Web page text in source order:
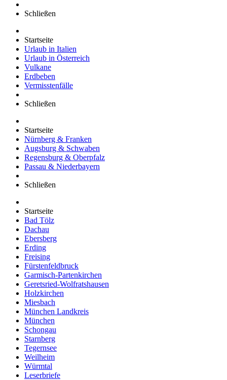
Schließen
Startseite
Urlaub in Italien
Urlaub in Österreich
Vulkane
Erdbeben
Vermisstenfälle
Schließen
Startseite
Nürnberg & Franken
Augsburg & Schwaben
Regensburg & Oberpfalz
Passau & Niederbayern
Schließen
Startseite
Bad Tölz
Dachau
Ebersberg
Erding
Freising
Fürstenfeldbruck
Garmisch-Partenkirchen
Geretsried-Wolfratshausen
Holzkirchen
Miesbach
München Landkreis
München
Schongau
Starnberg
Tegernsee
Weilheim
Würmtal
Leserbriefe